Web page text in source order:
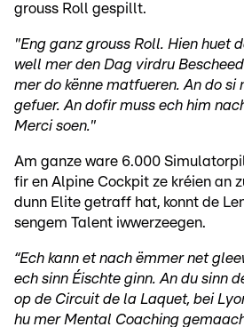
grouss Roll gespillt.
"Eng ganz grouss Roll. Hien huet
well mer den Dag virdru
mer do kënne matfueren. An do si
gefuer. An dofir muss ech him
Merci soen."
Am ganze ware 6.000
fir en Alpine Cockpit ze kréien an
dunn Elite getraff hat, konnt de
sengem Talent iwwerzeegen.
“Ech kann et nach ëmmer net
ech sinn Éischte ginn. An du sinn
op de Circuit de la Laquet, bei
hu mer Mental Coaching